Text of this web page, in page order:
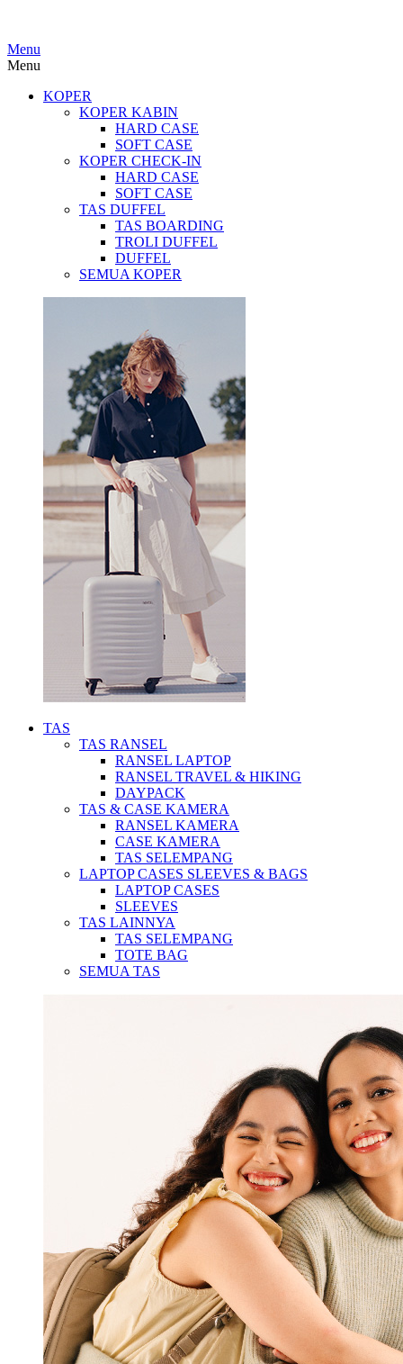
Menu
Menu
KOPER
KOPER KABIN
HARD CASE
SOFT CASE
KOPER CHECK-IN
HARD CASE
SOFT CASE
TAS DUFFEL
TAS BOARDING
TROLI DUFFEL
DUFFEL
SEMUA KOPER
TAS
TAS RANSEL
RANSEL LAPTOP
RANSEL TRAVEL & HIKING
DAYPACK
TAS & CASE KAMERA
RANSEL KAMERA
CASE KAMERA
TAS SELEMPANG
LAPTOP CASES SLEEVES & BAGS
LAPTOP CASES
SLEEVES
TAS LAINNYA
TAS SELEMPANG
TOTE BAG
SEMUA TAS